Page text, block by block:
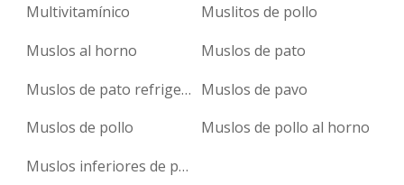
Multivitamínico
Muslitos de pollo
Muslos al horno
Muslos de pato
Muslos de pato refrigerados Muslos de pavo
Muslos de pollo
Muslos de pollo al horno
Muslos inferiores de pollo